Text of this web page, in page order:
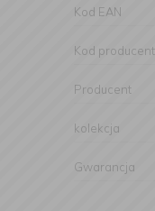
Kod EAN
Kod
Producent
kolekcja
Gwarancja